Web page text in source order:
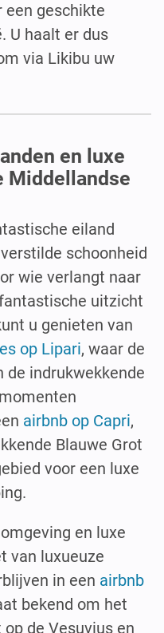
geschikte
U haalt er dus
via Likibu uw
en luxe
Middellandse
eiland
schoonheid
wie verlangt naar
uitzicht
u genieten van
op Lipari, waar de
indrukwekkende
airbnb op Capri,
Blauwe Grot
voor een luxe
en luxe
van luxueuze
in een airbnb
bekend om het
de Vesuvius en